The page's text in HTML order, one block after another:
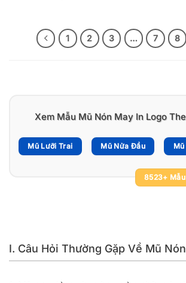
1 2 3 … 7 8
Xem Mẫu Mũ Nón May In Logo
Mũ Lưỡi Trai Mũ Nửa Đầu
8523+
I. Câu Hỏi Thường Gặp Về Mũ